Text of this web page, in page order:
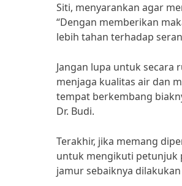
Siti, menyarankan agar
“Dengan memberikan
lebih tahan terhadap
Jangan lupa untuk
menjaga kualitas air dan
tempat berkembang
Dr. Budi.
Terakhir, jika memang
untuk mengikuti petunjuk
jamur sebaiknya